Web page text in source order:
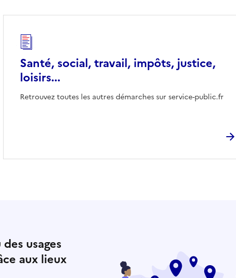
Santé, social, travail, impôts, justice,
loisirs...
Retrouvez toutes les autres démarches sur service-public.fr
usages
aux lieux